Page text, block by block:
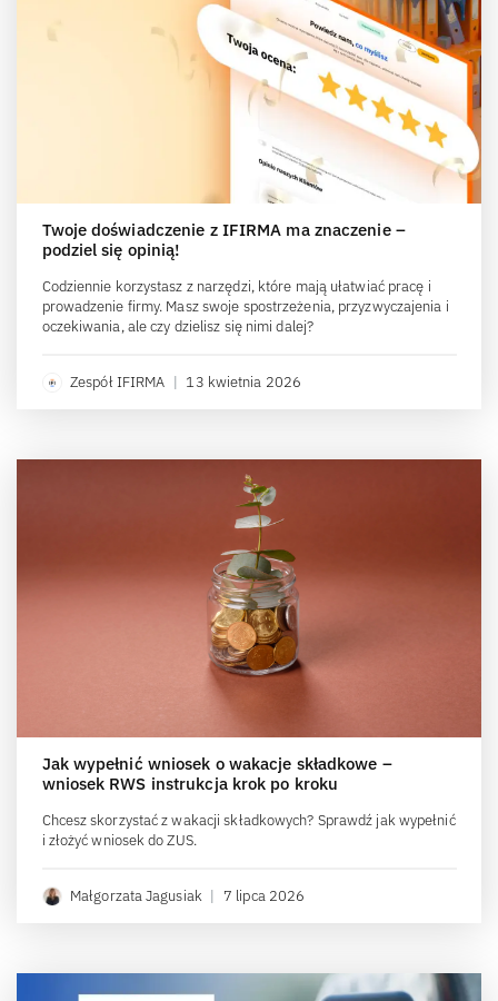
Twoje doświadczenie z IFIRMA ma znaczenie –
podziel się opinią!
Codziennie korzystasz z narzędzi, które mają ułatwiać pracę i
prowadzenie firmy. Masz swoje spostrzeżenia, przyzwyczajenia i
oczekiwania, ale czy dzielisz się nimi dalej?
Zespół IFIRMA | 13 kwietnia 2026
Jak wypełnić wniosek o wakacje składkowe –
wniosek RWS instrukcja krok po kroku
Chcesz skorzystać z wakacji składkowych? Sprawdź jak wypełnić
i złożyć wniosek do ZUS.
Małgorzata Jagusiak | 7 lipca 2026